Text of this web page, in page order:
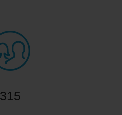
315